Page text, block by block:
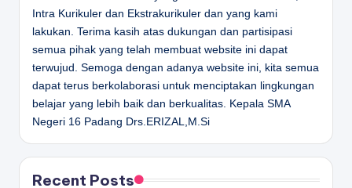
Intra Kurikuler dan Ekstrakurikuler dan yang kami
lakukan. Terima kasih atas dukungan dan partisipasi
semua pihak yang telah membuat website ini dapat
terwujud. Semoga dengan adanya website ini, kita semua
dapat terus berkolaborasi untuk menciptakan lingkungan
belajar yang lebih baik dan berkualitas. Kepala SMA
Negeri 16 Padang Drs.ERIZAL,M.Si
Recent Posts